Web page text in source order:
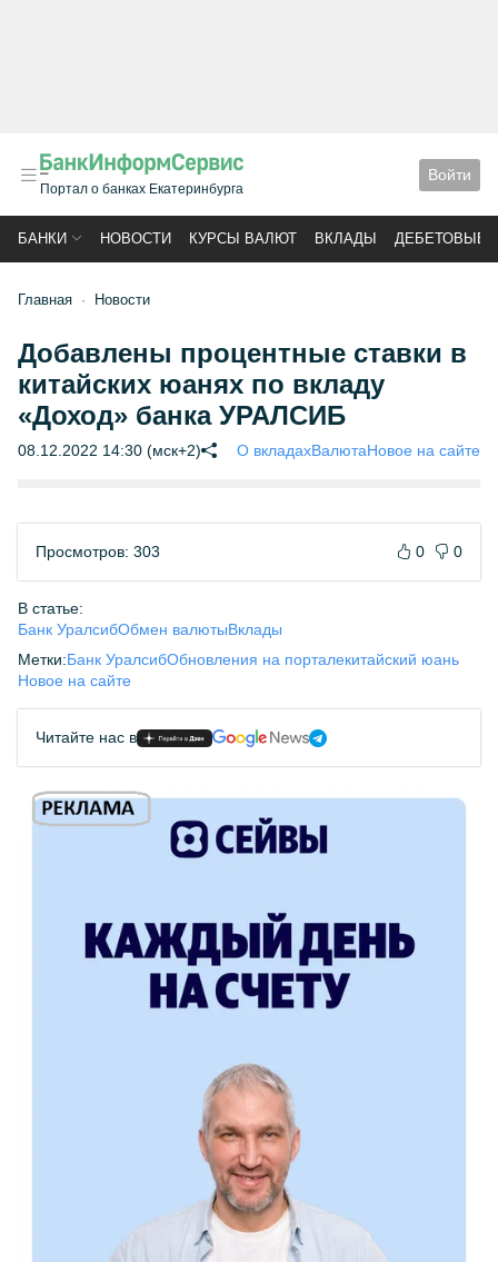
Портал о банках Екатеринбурга
Войти
БАНКИ НОВОСТИ КУРСЫ ВАЛЮТ ВКЛАДЫ ДЕБЕТОВЫЕ
Главная Новости
Добавлены процентные ставки в
китайских юанях по вкладу
«Доход» банка УРАЛСИБ
08.12.2022 14:30 (мск+2) О вкладахВалютаНовое на сайте
Просмотров: 303 0 0
В статье:
Банк УралсибОбмен валютыВклады
Метки:Банк УралсибОбновления на порталекитайский юань
Новое на сайте
Читайте нас в